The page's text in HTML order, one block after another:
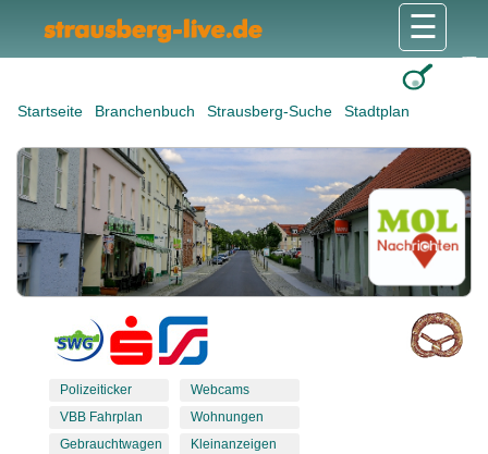
Startseite Branchenbuch Strausberg-Suche Stadtplan
☰
Polizeiticker
VBB Fahrplan
Gebrauchtwagen
Webcams
Wohnungen
Kleinanzeigen